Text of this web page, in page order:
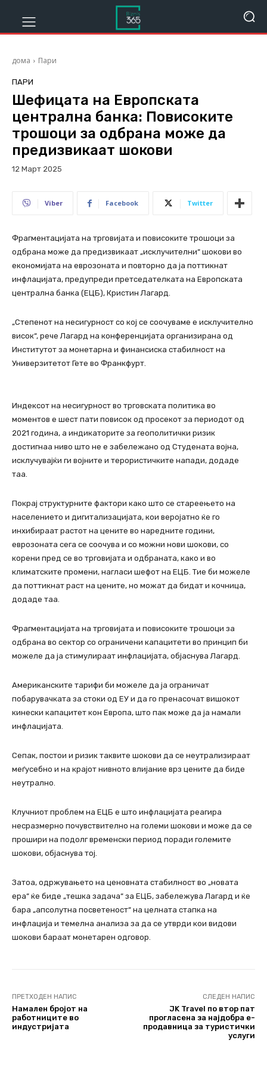
дома Пари
ПАРИ
Шефицата на Европската
централна банка: Повисоките
трошоци за одбрана може да
предизвикаат шокови
12 Март 2025
Viber Facebook Twitter
Фрагментацијата на трговијата и повисоките трошоци за
одбрана може да предизвикаат „исклучителни“ шокови во
економијата на еврозоната и повторно да ја поттикнат
инфлацијата, предупреди претседателката на Европската
централна банка (ЕЦБ), Кристин Лагард.
„Степенот на несигурност со кој се соочуваме е исклучително
висок“, рече Лагард на конференцијата организирана од
Институтот за монетарна и финансиска стабилност на
Универзитетот Гете во Франкфурт.
Индексот на несигурност во трговската политика во
моментов е шест пати повисок од просекот за периодот од
2021 година, а индикаторите за геополитички ризик
достигнаа ниво што не е забележано од Студената војна,
исклучувајќи ги војните и терористичките напади, додаде
таа.
Покрај структурните фактори како што се стареењето на
населението и дигитализацијата, кои веројатно ќе го
инхибираат растот на цените во наредните години,
еврозоната сега се соочува и со можни нови шокови, со
корени пред се во трговијата и одбраната, како и во
климатските промени, нагласи шефот на ЕЦБ. Тие би можеле
да поттикнат раст на цените, но можат да бидат и кочница,
додаде таа.
Фрагментацијата на трговијата и повисоките трошоци за
одбрана во сектор со ограничени капацитети во принцип би
можеле да ја стимулираат инфлацијата, објаснува Лагард.
Американските тарифи би можеле да ја ограничат
побарувачката за стоки од ЕУ и да го пренасочат вишокот
кинески капацитет кон Европа, што пак може да ја намали
инфлацијата.
Сепак, постои и ризик таквите шокови да се неутрализираат
меѓусебно и на крајот нивното влијание врз цените да биде
неутрално.
Клучниот проблем на ЕЦБ е што инфлацијата реагира
несразмерно почувствително на големи шокови и може да се
прошири на подолг временски период поради големите
шокови, објаснува тој.
Затоа, одржувањето на ценовната стабилност во „новата
ера“ ќе биде „тешка задача“ за ЕЦБ, забележува Лагард и ќе
бара „апсолутна посветеност“ на целната стапка на
инфлација и темелна анализа за да се утврди кои видови
шокови бараат монетарен одговор.
ПРЕТХОДЕН НАПИС
Намален бројот на
работниците во
индустријата
СЛЕДЕН НАПИС
JK Travel по втор пат
прогласена за најдобра е-
продавница за туристички
услуги